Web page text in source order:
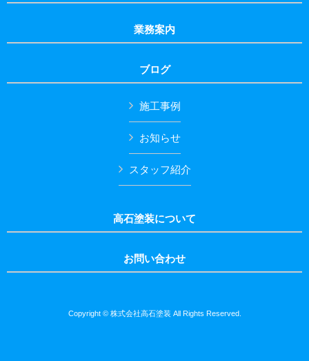
業務案内
ブログ
施工事例
お知らせ
スタッフ紹介
高石塗装について
お問い合わせ
Copyright © 株式会社高石塗装 All Rights Reserved.